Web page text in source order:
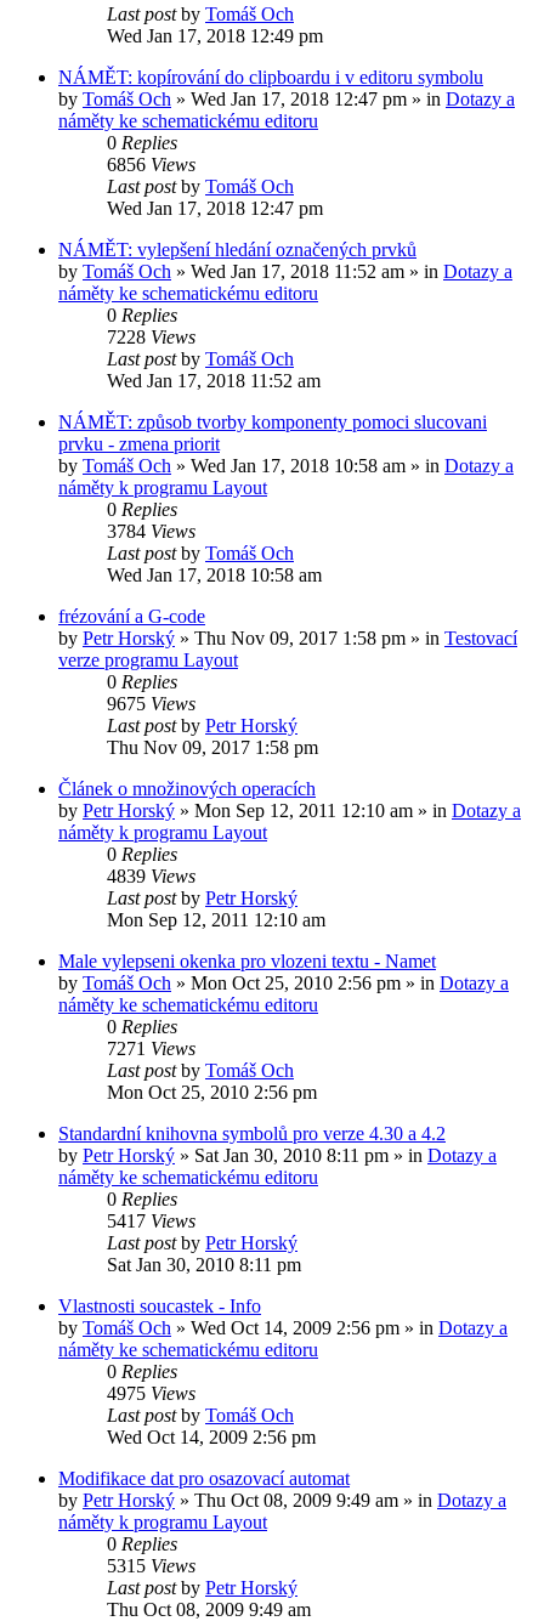
Last postby Tomáš Och
Wed Jan 17, 2018 12:49 pm
NÁMĚT: kopírování do clipboardu i v editoru symbolu
by Tomáš Och » Wed Jan 17, 2018 12:47 pm » in Dotazy a
náměty ke schematickému editoru
0 Replies
6856 Views
Last postby Tomáš Och
Wed Jan 17, 2018 12:47 pm
NÁMĚT: vylepšení hledání označených prvků
by Tomáš Och » Wed Jan 17, 2018 11:52 am » in Dotazy a
náměty ke schematickému editoru
0 Replies
7228 Views
Last postby Tomáš Och
Wed Jan 17, 2018 11:52 am
NÁMĚT: způsob tvorby komponenty pomoci slucovani
prvku - zmena priorit
by Tomáš Och » Wed Jan 17, 2018 10:58 am » in Dotazy a
náměty k programu Layout
0 Replies
3784 Views
Last postby Tomáš Och
Wed Jan 17, 2018 10:58 am
frézování a G-code
by Petr Horský » Thu Nov 09, 2017 1:58 pm » in Testovací
verze programu Layout
0 Replies
9675 Views
Last postby Petr Horský
Thu Nov 09, 2017 1:58 pm
Článek o množinových operacích
by Petr Horský » Mon Sep 12, 2011 12:10 am » in Dotazy a
náměty k programu Layout
0 Replies
4839 Views
Last postby Petr Horský
Mon Sep 12, 2011 12:10 am
Male vylepseni okenka pro vlozeni textu - Namet
by Tomáš Och » Mon Oct 25, 2010 2:56 pm » in Dotazy a
náměty ke schematickému editoru
0 Replies
7271 Views
Last postby Tomáš Och
Mon Oct 25, 2010 2:56 pm
Standardní knihovna symbolů pro verze 4.30 a 4.2
by Petr Horský » Sat Jan 30, 2010 8:11 pm » in Dotazy a
náměty ke schematickému editoru
0 Replies
5417 Views
Last postby Petr Horský
Sat Jan 30, 2010 8:11 pm
Vlastnosti soucastek - Info
by Tomáš Och » Wed Oct 14, 2009 2:56 pm » in Dotazy a
náměty ke schematickému editoru
0 Replies
4975 Views
Last postby Tomáš Och
Wed Oct 14, 2009 2:56 pm
Modifikace dat pro osazovací automat
by Petr Horský » Thu Oct 08, 2009 9:49 am » in Dotazy a
náměty k programu Layout
0 Replies
5315 Views
Last postby Petr Horský
Thu Oct 08, 2009 9:49 am